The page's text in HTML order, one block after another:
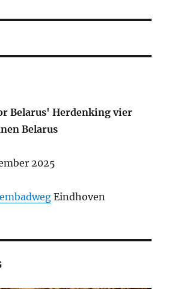
Belarus' Herdenking vier
Belarus
2025
Eindhoven